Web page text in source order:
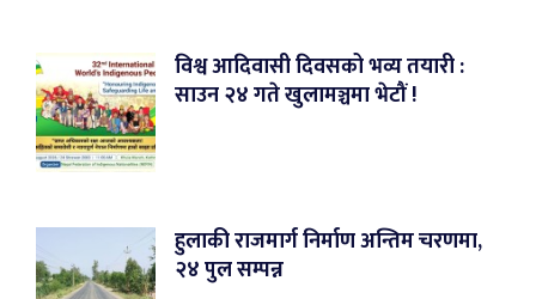
विश्व आदिवासी दिवसको भव्य तयारी :
साउन २४ गते खुलामञ्चमा भेटौं !
हुलाकी राजमार्ग निर्माण अन्तिम चरणमा,
२४ पुल सम्पन्न